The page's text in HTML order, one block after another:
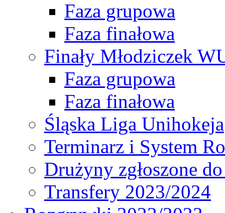
Faza grupowa
Faza finałowa
Finały Młodziczek
Faza grupowa
Faza finałowa
Śląska Liga Unihokeja
Terminarz i System
Drużyny zgłoszone
Transfery 2023/2024